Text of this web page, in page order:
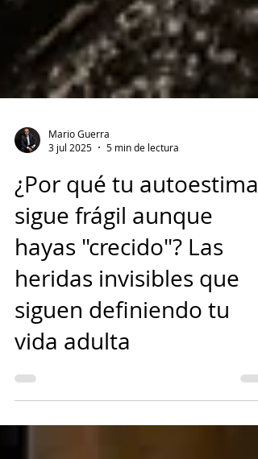
5 min de lectura
¿Por qué tu autoestima
sigue frágil aunque
hayas "crecido"? Las
heridas invisibles que
siguen definiendo tu
vida adulta